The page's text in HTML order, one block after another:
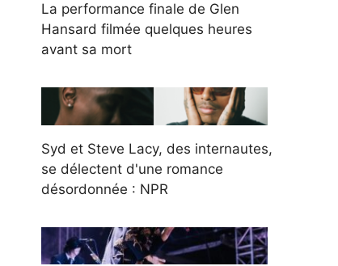
La performance finale de Glen
Hansard filmée quelques heures
avant sa mort
Syd et Steve Lacy, des internautes,
se délectent d'une romance
désordonnée : NPR